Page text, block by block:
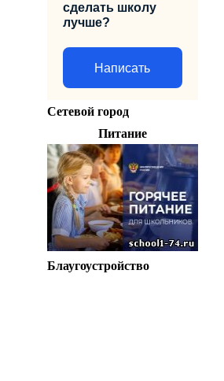
сделать школу
лучше?
Написать
Сетевой город
Питание
Блаугоустройство